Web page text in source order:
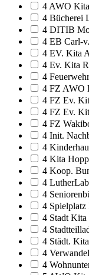
4 AWO
4 Bücherei
4 DITIB
4 EB Carl-
4 EV. Kita
4 Ev. Kita
4
4 FZ AWO
4 FZ Ev.
4 FZ Ev.
4 FZ
4 Init.
4
4 Kita
4 Koop.
4
4
4 Spielplatz
4 Stadt Kita
4
4 Städt.
4
4